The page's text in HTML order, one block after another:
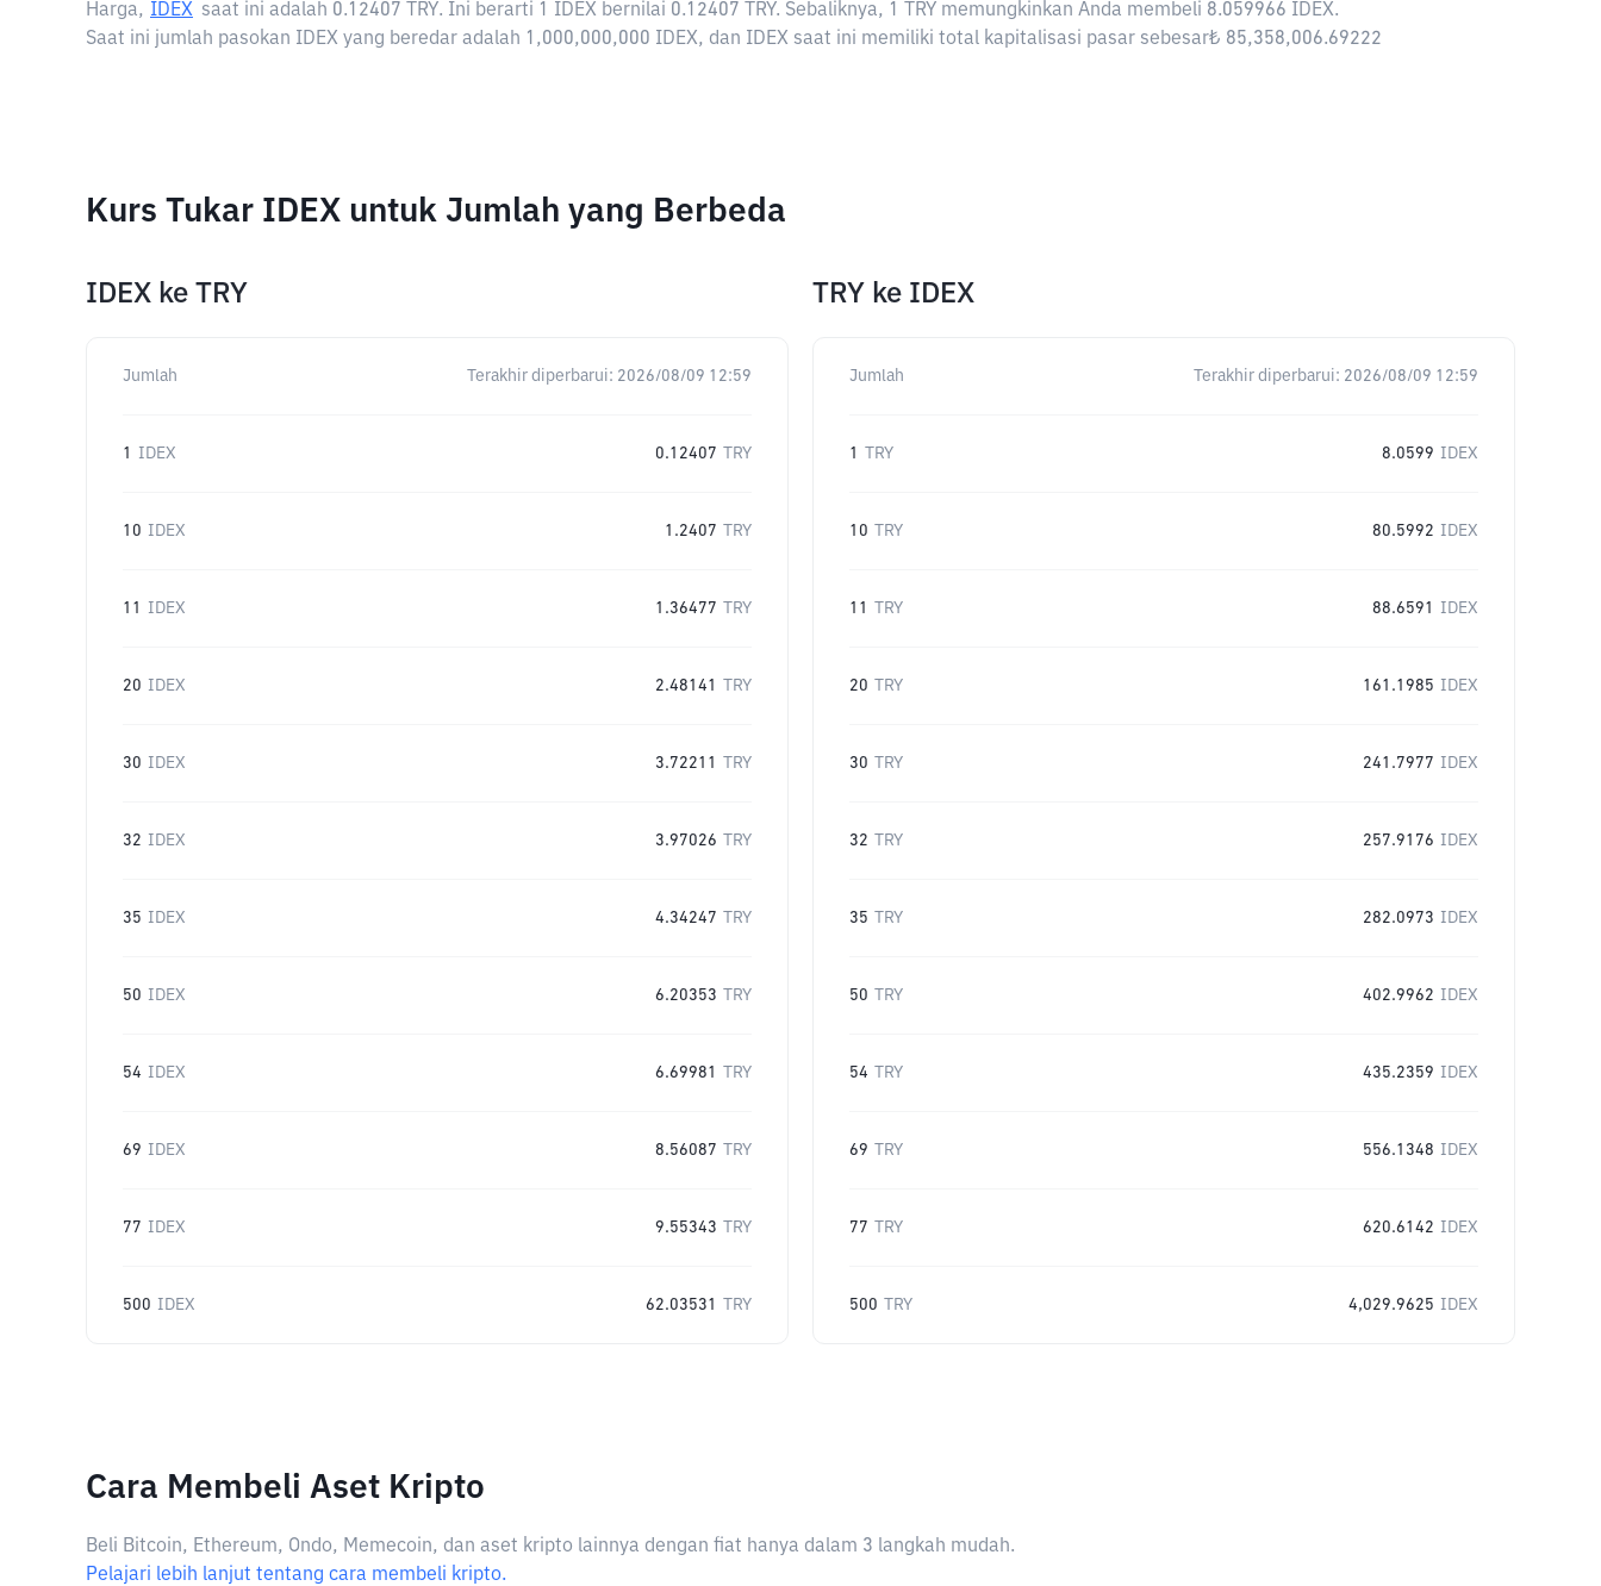
Harga, IDEX saat ini adalah 0.12407 TRY. Ini berarti 1 IDEX bernilai 0.12407 TRY. Sebaliknya, 1 TRY memungkinkan Anda membeli 8.059966 IDEX.
Saat ini jumlah pasokan IDEX yang beredar adalah 1,000,000,000 IDEX, dan IDEX saat ini memiliki total kapitalisasi pasar sebesar₺ 85,358,006.69222
Kurs Tukar IDEX untuk Jumlah yang Berbeda
IDEX ke TRY
Jumlah Terakhir diperbarui: 2026/08/09 12:59
1 IDEX 0.12407 TRY
10 IDEX 1.2407 TRY
11 IDEX 1.36477 TRY
20 IDEX 2.48141 TRY
30 IDEX 3.72211 TRY
32 IDEX 3.97026 TRY
35 IDEX 4.34247 TRY
50 IDEX 6.20353 TRY
54 IDEX 6.69981 TRY
69 IDEX 8.56087 TRY
77 IDEX 9.55343 TRY
500 IDEX 62.03531 TRY
TRY ke IDEX
Jumlah Terakhir diperbarui: 2026/08/09 12:59
1 TRY 8.0599 IDEX
10 TRY 80.5992 IDEX
11 TRY 88.6591 IDEX
20 TRY 161.1985 IDEX
30 TRY 241.7977 IDEX
32 TRY 257.9176 IDEX
35 TRY 282.0973 IDEX
50 TRY 402.9962 IDEX
54 TRY 435.2359 IDEX
69 TRY 556.1348 IDEX
77 TRY 620.6142 IDEX
500 TRY 4,029.9625 IDEX
Cara Membeli Aset Kripto
Beli Bitcoin, Ethereum, Ondo, Memecoin, dan aset kripto lainnya dengan fiat hanya dalam 3 langkah mudah.
Pelajari lebih lanjut tentang cara membeli kripto.